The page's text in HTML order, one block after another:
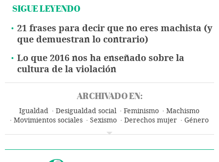
SIGUE LEYENDO
21 frases para decir que no eres machista (y
que demuestran lo contrario)
Lo que 2016 nos ha enseñado sobre la
cultura de la violación
ARCHIVADO EN:
Igualdad Desigualdad social Feminismo
Machismo
Movimientos sociales
Sexismo Derechos mujer
Género